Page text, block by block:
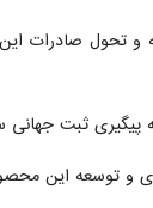
و تحول صادرات
سیر در سال ۱۴۰۲
و توسعه این